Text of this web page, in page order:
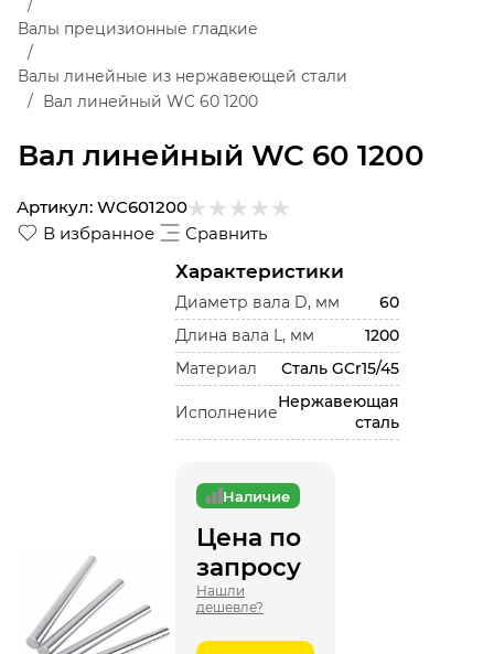
Вал линейный WC 60 1200
Валы прецизионные гладкие
Валы линейные из нержавеющей стали
Вал линейный WC 60 1200
В избранное Сравнить
Артикул: WC601200
Характеристики
Диаметр вала D, мм
60
Длина вала L, мм
1200
Материал
Сталь GCr15/45
Исполнение
Нержавеющая
сталь
Наличие
Цена по
запросу
Нашли
дешевле?